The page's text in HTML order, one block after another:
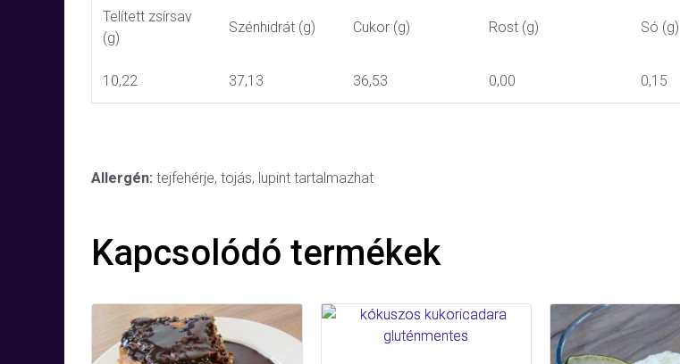
Telített zsírsav
(g)
Szénhidrát (g) Cukor (g) Rost (g) Só (g)
10,22 37,13 36,53 0,00 0,15
Allergén: tejfehérje, tojás, lupint tartalmazhat
Kapcsolódó termékek